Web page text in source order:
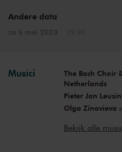
Andere data
Musici
The Bach Choir
Netherlands
Pieter Jan
Olga Zinovieva
Martinus Leusink
Bekijk alle